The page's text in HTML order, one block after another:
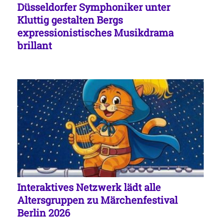
Düsseldorfer Symphoniker unter
Kluttig gestalten Bergs
expressionistisches Musikdrama
brillant
Interaktives Netzwerk lädt alle
Altersgruppen zu Märchenfestival
Berlin 2026